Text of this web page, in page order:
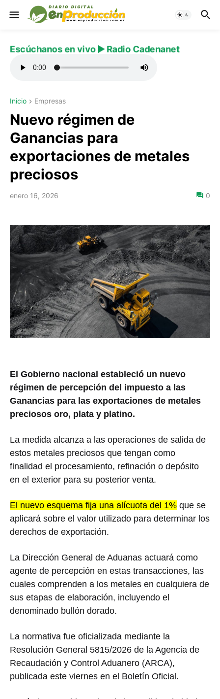
Escúchanos en vivo ▶️ Radio Cadenanet
Inicio Empresas
Nuevo régimen de
Ganancias para
exportaciones de metales
preciosos
enero 16, 2026 0
El Gobierno nacional estableció un nuevo
régimen de percepción del impuesto a las
Ganancias para las exportaciones de metales
preciosos oro, plata y platino.
La medida alcanza a las operaciones de salida de
estos metales preciosos que tengan como
finalidad el procesamiento, refinación o depósito
en el exterior para su posterior venta.
El nuevo esquema fija una alícuota del 1% que se
aplicará sobre el valor utilizado para determinar los
derechos de exportación.
La Dirección General de Aduanas actuará como
agente de percepción en estas transacciones, las
cuales comprenden a los metales en cualquiera de
sus etapas de elaboración, incluyendo el
denominado bullón dorado.
La normativa fue oficializada mediante la
Resolución General 5815/2026 de la Agencia de
Recaudación y Control Aduanero (ARCA),
publicada este viernes en el Boletín Oficial.